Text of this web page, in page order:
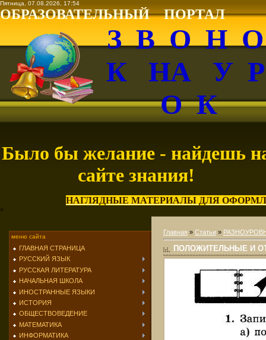
Пятница, 07.08.2026, 17:54
ОБРАЗОВАТЕЛЬНЫЙ ПОРТАЛ
З В О Н
К НА У
О К
Было бы желание - найдешь
сайте знания!
НАГЛЯДНЫЕ МАТЕРИАЛЫ ДЛЯ
<
меню сайта
ГЛАВНАЯ СТРАНИЦА
РУССКИЙ ЯЗЫК
РУССКАЯ ЛИТЕРАТУРА
НАЧАЛЬНАЯ ШКОЛА
ИНОСТРАННЫЕ ЯЗЫКИ
ИСТОРИЯ
ОБЩЕСТВОВЕДЕНИЕ
МАТЕМАТИКА
ИНФОРМАТИКА
Главная » Статьи »
ПОЛОЖИТЕЛЬНЫЕ И